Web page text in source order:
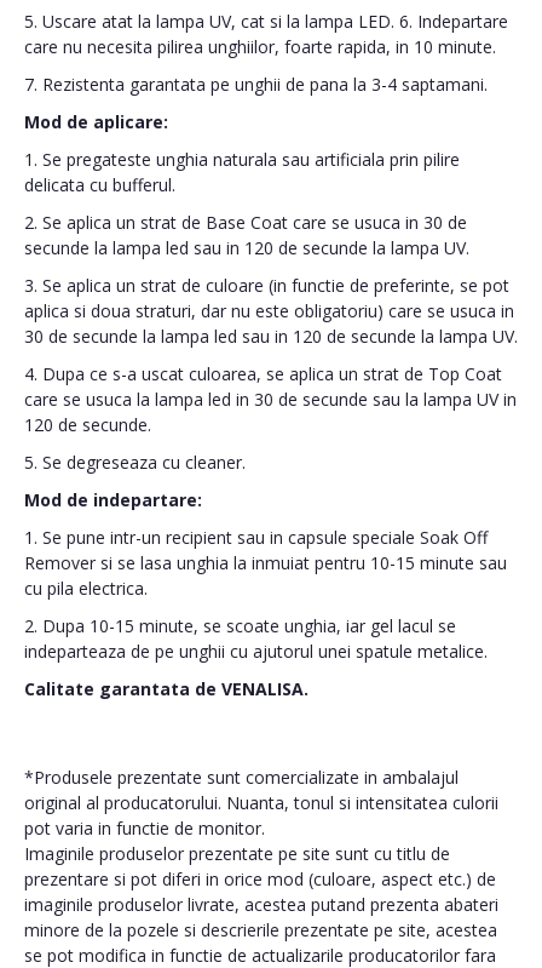
5. Uscare atat la lampa UV, cat si la lampa LED. 6. Indepartare
care nu necesita pilirea unghiilor, foarte rapida, in 10 minute.
7. Rezistenta garantata pe unghii de pana la 3-4 saptamani.
Mod de aplicare:
1. Se pregateste unghia naturala sau artificiala prin pilire
delicata cu bufferul.
2. Se aplica un strat de Base Coat care se usuca in 30 de
secunde la lampa led sau in 120 de secunde la lampa UV.
3. Se aplica un strat de culoare (in functie de preferinte, se pot
aplica si doua straturi, dar nu este obligatoriu) care se usuca in
30 de secunde la lampa led sau in 120 de secunde la lampa UV.
4. Dupa ce s-a uscat culoarea, se aplica un strat de Top Coat
care se usuca la lampa led in 30 de secunde sau la lampa UV in
120 de secunde.
5. Se degreseaza cu cleaner.
Mod de indepartare:
1. Se pune intr-un recipient sau in capsule speciale Soak Off
Remover si se lasa unghia la inmuiat pentru 10-15 minute sau
cu pila electrica.
2. Dupa 10-15 minute, se scoate unghia, iar gel lacul se
indeparteaza de pe unghii cu ajutorul unei spatule metalice.
Calitate garantata de VENALISA.
*Produsele prezentate sunt comercializate in ambalajul
original al producatorului. Nuanta, tonul si intensitatea culorii
pot varia in functie de monitor.
Imaginile produselor prezentate pe site sunt cu titlu de
prezentare si pot diferi in orice mod (culoare, aspect etc.) de
imaginile produselor livrate, acestea putand prezenta abateri
minore de la pozele si descrierile prezentate pe site, acestea
se pot modifica in functie de actualizarile producatorilor fara